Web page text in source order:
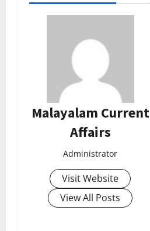
Malayalam Current
Affairs
Administrator
Visit Website
View All Posts